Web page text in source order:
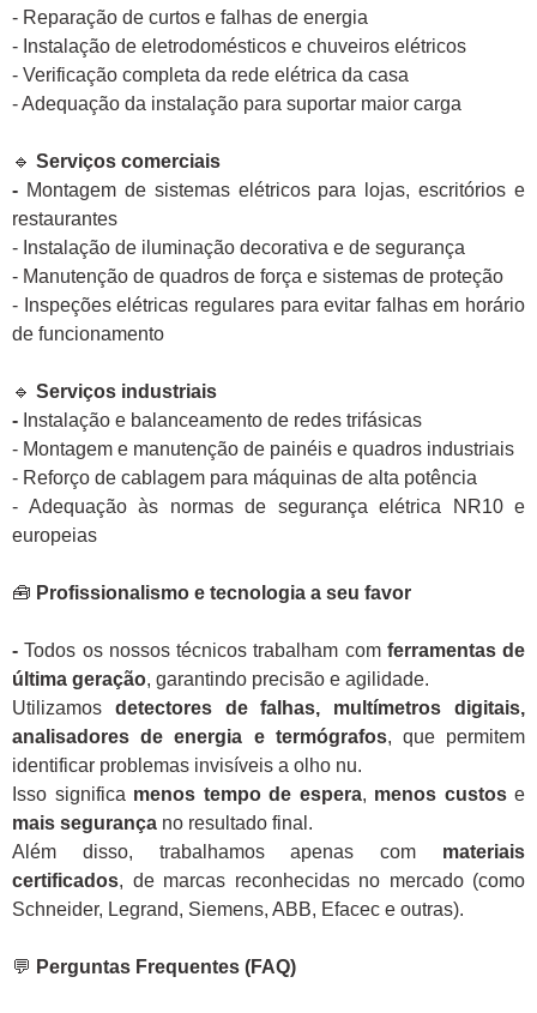
- Reparação de curtos e falhas de energia
- Instalação de eletrodomésticos e chuveiros elétricos
- Verificação completa da rede elétrica da casa
- Adequação da instalação para suportar maior carga
🔹 Serviços comerciais
- Montagem de sistemas elétricos para lojas, escritórios e
restaurantes
- Instalação de iluminação decorativa e de segurança
- Manutenção de quadros de força e sistemas de proteção
- Inspeções elétricas regulares para evitar falhas em horário
de funcionamento
🔹 Serviços industriais
- Instalação e balanceamento de redes trifásicas
- Montagem e manutenção de painéis e quadros industriais
- Reforço de cablagem para máquinas de alta potência
- Adequação às normas de segurança elétrica NR10 e
europeias
🧰 Profissionalismo e tecnologia a seu favor
-Todos os nossos técnicos trabalham com ferramentas de
última geração, garantindo precisão e agilidade.
Utilizamos detectores de falhas, multímetros digitais,
analisadores de energia e termógrafos, que permitem
identificar problemas invisíveis a olho nu.
Isso significa menos tempo de espera, menos custose
mais segurança no resultado final.
Além disso, trabalhamos apenas com materiais
certificados, de marcas reconhecidas no mercado (como
Schneider, Legrand, Siemens, ABB, Efacec e outras).
💬 Perguntas Frequentes (FAQ)